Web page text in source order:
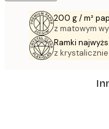
200 g / m²
z matowym
Ramki
z